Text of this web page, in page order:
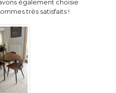
également choisie
très satisfaits !